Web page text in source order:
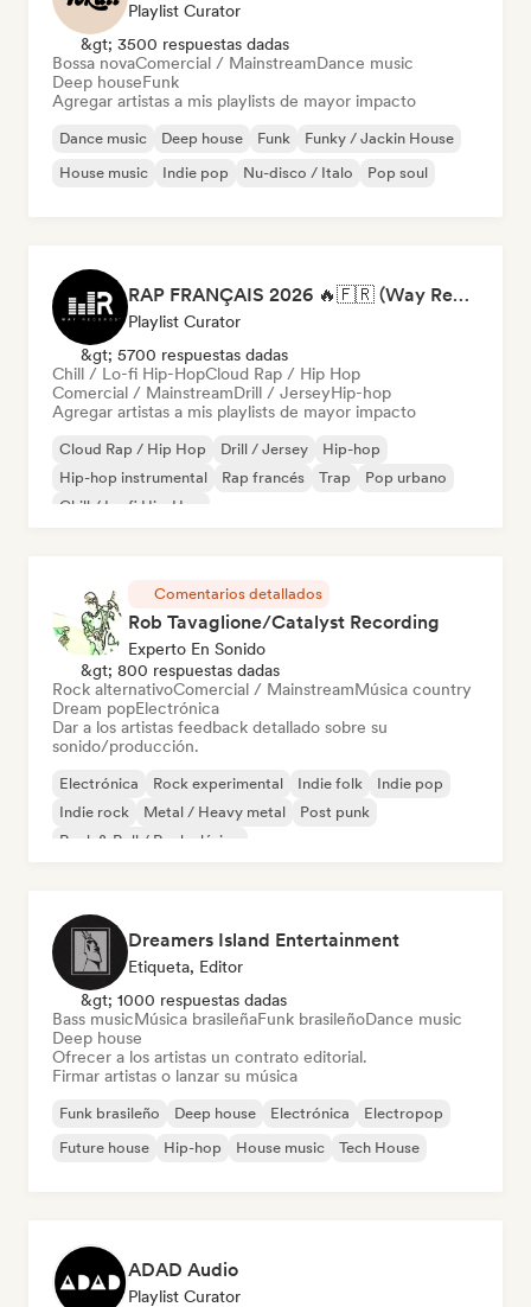
Playlist Curator
&gt; 3500 respuestas dadas
Bossa novaComercial / MainstreamDance music
Deep houseFunk
Agregar artistas a mis playlists de mayor impacto
Dance music Deep house Funk
Funky / Jackin House
House music
Indie pop Nu-disco / Italo Pop soul
RAP FRANÇAIS 2026 🔥🇫🇷 (Way Records)
Playlist Curator
&gt; 5700 respuestas dadas
Chill / Lo-fi Hip-HopCloud Rap / Hip Hop
Comercial / MainstreamDrill / JerseyHip-hop
Agregar artistas a mis playlists de mayor impacto
Cloud Rap / Hip Hop Drill / Jersey
Hip-hop
Hip-hop instrumental
Rap francés Trap
Pop urbano
Chill / Lo-fi Hip-Hop
Comentarios detallados
Rob Tavaglione/Catalyst Recording
Experto En Sonido
&gt; 800 respuestas dadas
Rock alternativoComercial / MainstreamMúsica country
Dream popElectrónica
Dar a los artistas feedback detallado sobre su
sonido/producción.
Electrónica Rock experimental Indie folk
Indie pop
Indie rock
Metal / Heavy metal
Post punk
Rock & Roll / Rock clásico
Dreamers Island Entertainment
Etiqueta, Editor
&gt; 1000 respuestas dadas
Bass musicMúsica brasileñaFunk brasileñoDance music
Deep house
Ofrecer a los artistas un contrato editorial.
Firmar artistas o lanzar su música
Funk brasileño Deep house Electrónica
Electropop
Future house
Hip-hop House music Tech House
ADAD Audio
Playlist Curator